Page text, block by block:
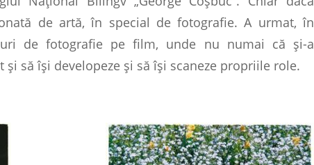
de artă, în special de fotografie. A urmat, în
de fotografie pe film, unde nu numai că şi-a
să îşi developeze şi să îşi scaneze propriile role.